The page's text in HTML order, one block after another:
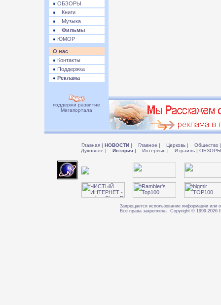
ОБЗОРЫ
Книги
Музыка
Фильмы
ЮМОР
О нас
Контакты
Поддержка
Реклама
поддержи развитие
Мегапортала
Главная | НОВОСТИ | Главное | Церковь | Общество |
Духовное | История | Интервью | Израиль |
Запрещается использование информации или
Все права закреплены. Copyright © 1999-